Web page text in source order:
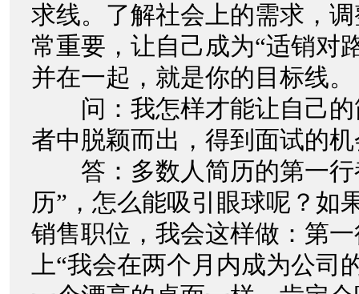
求线。了解社会上的需求，
常重要，让自己成为“适销对
并在一起，就是你的目标线。
问：我怎样才能让自己的
者中脱颖而出，得到面试的
答：多数人简历的第一行
历”，怎么能吸引眼球呢？如
销售职位，我会这样做：第
上“我会在两个月内成为公司